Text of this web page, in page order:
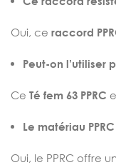
Oui, ce raccord
Peut-on l’utiliser
Ce Té fem 63 PPRC
Le matériau
Oui, le PPRC offre